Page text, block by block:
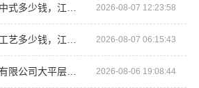
2026-08-07 12:23:58
2026-08-07 06:15:43
江苏东钢金属家居有限公司大平层极简踢脚线评测 2026-08-06 19:08:44